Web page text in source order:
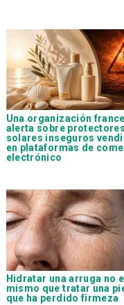
Una organización
alerta sobre protectores
solares inseguros
en plataformas de
electrónico
Hidratar una arruga no
mismo que tratar una
que ha perdido firmeza